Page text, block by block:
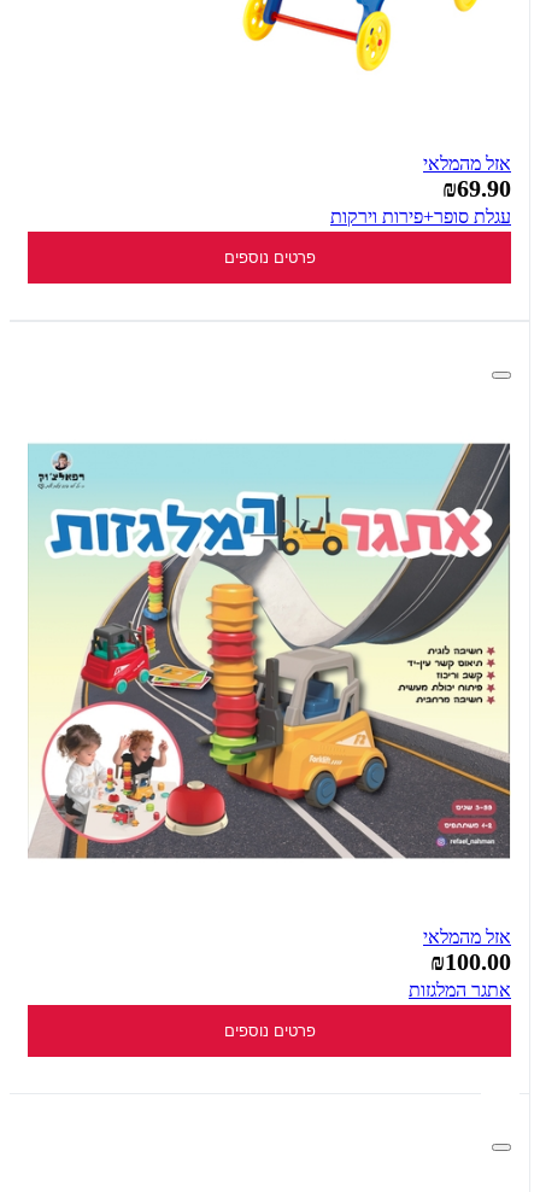
אזל מהמלאי
₪69.90
עגלת סופר+פירות וירקות
פרטים נוספים
אזל מהמלאי
₪100.00
אתגר המלגזות
פרטים נוספים